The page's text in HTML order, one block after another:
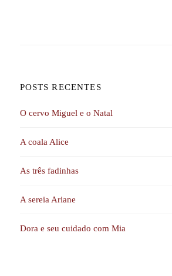
POSTS RECENTES
O cervo Miguel e o Natal
A coala Alice
As três fadinhas
A sereia Ariane
Dora e seu cuidado com Mia